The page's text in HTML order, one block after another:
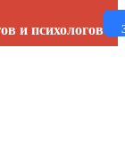
и психологов